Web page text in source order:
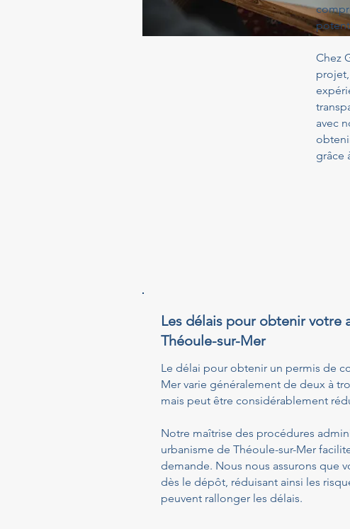
Chez
avec
grâce
Les délais pour obtenir votre
Théoule-sur-Mer
Le délai pour obtenir un permis de
Mer varie généralement de deux à
mais peut être considérablement
Notre maîtrise des procédures
urbanisme de Théoule-sur-Mer
demande. Nous nous assurons que
dès le dépôt, réduisant ainsi les
peuvent rallonger les délais.